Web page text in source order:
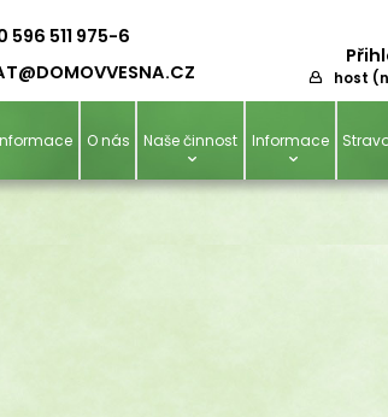
596 511 975-6
OMOVVESNA.CZ host
O nás Naše činnost Informace